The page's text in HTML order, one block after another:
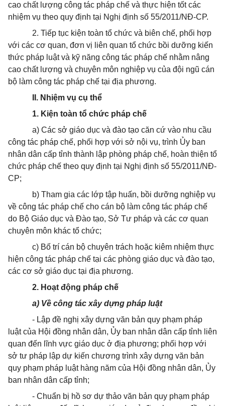
cao chất lượng công tác pháp chế và thực hiện tốt các
nhiệm vụ theo quy định tại Nghị định số 55/2011/NĐ-CP.
2. Tiếp tục kiện toàn tổ chức và biên chế, phối hợp
với các cơ quan, đơn vị liên quan tổ chức bồi d­ưỡng kiến
thức pháp luật và kỹ năng công tác pháp chế nhằm nâng
cao chất l­ượng và chuyên môn nghiệp vụ của đội ngũ cán
bộ làm công tác pháp chế tại địa phương.
II. Nhiệm vụ cụ thể
1. Kiện toàn tổ chức pháp chế
a) Các sở giáo dục và đào tạo căn cứ vào nhu cầu
công tác pháp chế, phối hợp với sở nội vụ, trình Ủy ban
nhân dân cấp tỉnh thành lập phòng pháp chế, hoàn thiện tổ
chức pháp chế theo quy định tại Nghị định số 55/2011/NĐ-
CP;
b) Tham gia các lớp tập huấn, bồi d­ưỡng nghiệp vụ
về công tác pháp chế cho cán bộ làm công tác pháp chế
do Bộ Giáo dục và Đào tạo, Sở Tư pháp và các cơ quan
chuyên môn khác tổ chức;
c) Bố trí cán bộ chuyên trách hoặc kiêm nhiệm thực
hiện công tác pháp chế tại các phòng giáo dục và đào tạo,
các cơ sở giáo dục tại địa phương.
2. Hoạt động pháp chế
a) Về công tác xây dựng pháp luật
- Lập đề nghị xây dựng văn bản quy phạm pháp
luật của Hội đồng nhân dân, Ủy ban nhân dân cấp tỉnh liên
quan đến lĩnh vực giáo dục ở địa phương; phối hợp với
sở tư pháp lập dự kiến chương trình xây dựng văn bản
quy phạm pháp luật hàng năm của Hội đồng nhân dân, Ủy
ban nhân dân cấp tỉnh;
- Chuẩn bị hồ sơ dự thảo văn bản quy phạm pháp